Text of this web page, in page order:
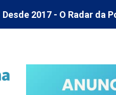
Desde 2017 - O Radar da